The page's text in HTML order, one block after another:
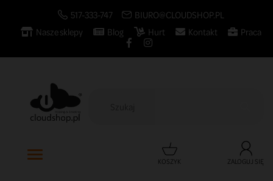
517-333-747
BIURO@CLOUDSHOP.PL
Nasze sklepy
Blog Hurt Kontakt Praca
KOSZYK ZALOGUJ SIĘ